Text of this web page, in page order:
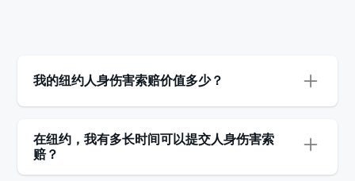
我的纽约人身伤害索赔价值多少？
情况都是独一无二的，需要采取个性化的处理方
式。我们的律师会综合考虑您受伤的严重程度、医
疗费用、工资损失，以及您可能经历的任何身体或
在纽约，我有多长时间可以提交人身伤害索
赔？